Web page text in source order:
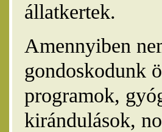
állatkertek.
Amennyiben
gondoskodunk
programok,
kirándulások,